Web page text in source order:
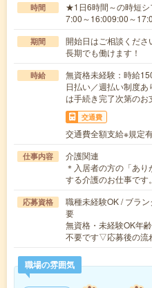
時間
★1日6時間～の時短シ
7:00～16:009:00～
期間
開始日はご相談くだ
長期でも働けます！
時給
無資格未経験：時給
日払い／週払い制度
は手続き完了次第のお
交通費
交通費全額支給※規定
仕事内容
介護関連
＊入居者の方の「あ
する介護のお仕事で
応募資格
職種未経験OK / ブラ
要
無資格・未経験OK年
不要です▽応募後の流
職場の雰囲気